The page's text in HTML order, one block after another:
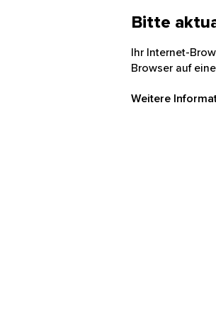
Bitte
Ihr Internet-
Browser auf
Weitere